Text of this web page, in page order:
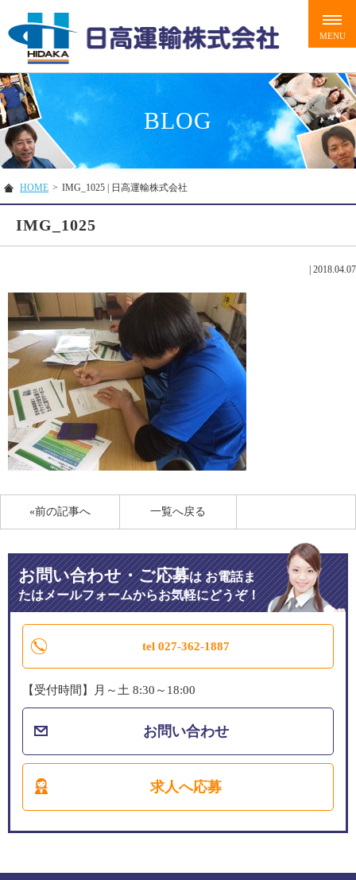
BLOG
HOME > IMG_1025 | 日高運輸株式会社
IMG_1025
| 2018.04.07
«前の記事へ 一覧へ戻る
お問い合わせ・ご応募はお電話ま
たはメールフォームからお気軽にどうぞ！
tel 027-362-1887
【受付時間】月～土 8:30～18:00
お問い合わせ
求人へ応募